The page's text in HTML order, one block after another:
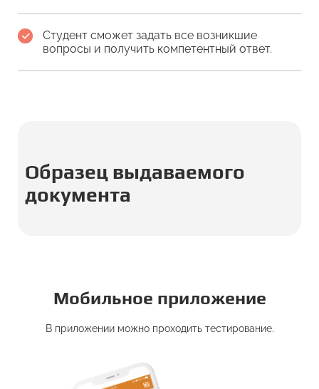
Студент сможет задать все возникшие
вопросы и получить компетентный ответ.
Образец выдаваемого
документа
Мобильное приложение
В приложении можно проходить тестирование.